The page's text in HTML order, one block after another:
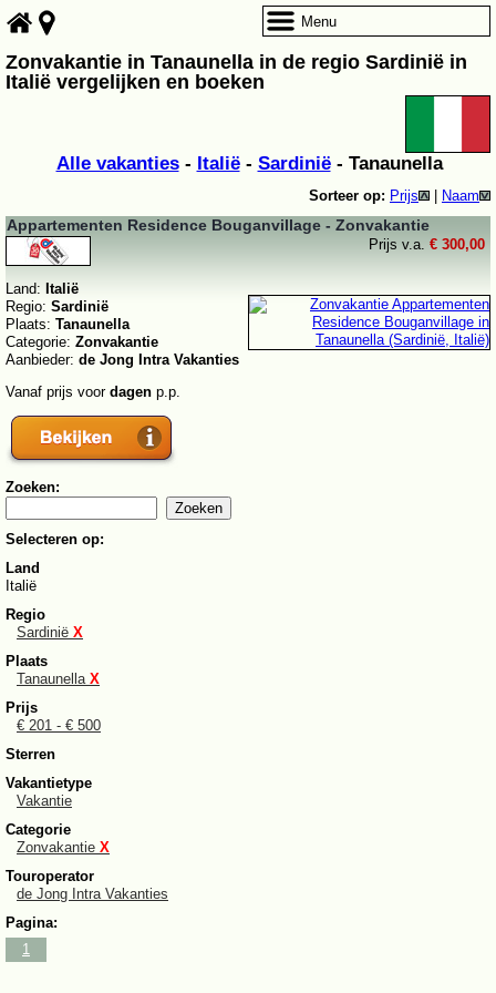
Zonvakantie in Tanaunella in de regio Sardinië in
Italië vergelijken en boeken
Alle vakanties- Italië- Sardinië- Tanaunella
Sorteer op: Prijs Naam
Appartementen Residence Bouganvillage - Zonvakantie
Prijs v.a. € 300,00
Land: Italië
Regio: Sardinië
Plaats: Tanaunella
Categorie: Zonvakantie
Aanbieder: de Jong Intra Vakanties
Vanaf prijs voor dagen p.p.
Zoeken:
Selecteren op:
Land
Italië
Regio
Sardinië X
Plaats
Tanaunella X
Prijs
€ 201 - € 500
Sterren
Vakantietype
Vakantie
Categorie
Zonvakantie X
Touroperator
de Jong Intra Vakanties
Pagina:
1
Menu